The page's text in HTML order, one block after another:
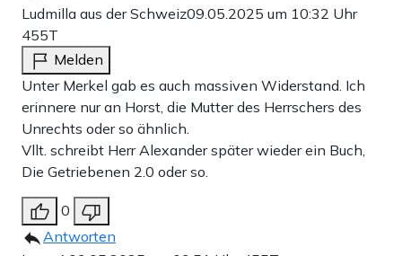
Ludmilla aus der Schweiz09.05.2025 um 10:32 Uhr
455T
Melden
Unter Merkel gab es auch massiven Widerstand. Ich
erinnere nur an Horst, die Mutter des Herrschers des
Unrechts oder so ähnlich.
Vllt. schreibt Herr Alexander später wieder ein Buch,
Die Getriebenen 2.0 oder so.
0
Antworten